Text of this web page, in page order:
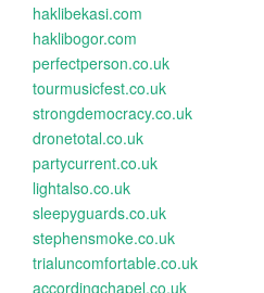
haklibekasi.com
haklibogor.com
perfectperson.co.uk
tourmusicfest.co.uk
strongdemocracy.co.uk
dronetotal.co.uk
partycurrent.co.uk
lightalso.co.uk
sleepyguards.co.uk
stephensmoke.co.uk
trialuncomfortable.co.uk
accordingchapel.co.uk